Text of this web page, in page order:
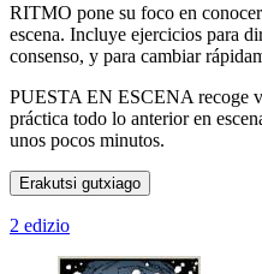
RITMO pone su foco en
escena. Incluye ejercicios para
consenso, y para cambiar
PUESTA EN ESCENA recoge
práctica todo lo anterior en
unos pocos minutos.
Erakutsi gutxiago
2 edizio